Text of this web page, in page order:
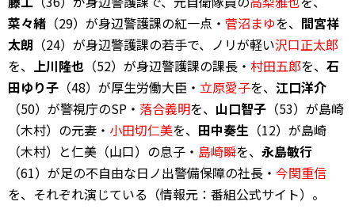
菜々緒 （29）が身辺警護課の紅一点・ 菅沼まゆを、 間宮祥
太朗 （24）が身辺警護課の若手で、ノリが軽い沢口正太郎
を、 上川隆也 （52）が身辺警護課の課長・ 村田五郎を、 石
田ゆり子 （48）が厚生労働大臣・ 立原愛子を、 江口洋介
（50）が警視庁のSP・ 落合義明を、 山口智子 （53）が島崎
（木村）の元妻・ 小田切仁美を、 田中奏生 （12）が島崎
（木村）と仁美（山口）の息子・ 島崎瞬を、 永島敏行
（61）が足の不自由な日ノ出警備保障の社長・ 今関重信
を、それぞれ演じている（情報元：番組公式サイト）。